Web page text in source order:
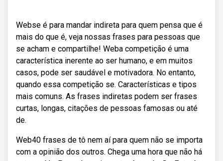
Webse é para mandar indireta para quem pensa que é
mais do que é, veja nossas frases para pessoas que
se acham e compartilhe! Weba competição é uma
característica inerente ao ser humano, e em muitos
casos, pode ser saudável e motivadora. No entanto,
quando essa competição se. Características e tipos
mais comuns. As frases indiretas podem ser frases
curtas, longas, citações de pessoas famosas ou até
de.
Web40 frases de tô nem aí para quem não se importa
com a opinião dos outros. Chega uma hora que não há